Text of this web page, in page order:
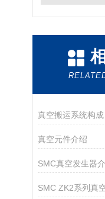
真空搬运系统构成
真空元件介绍
SMC真空发生器